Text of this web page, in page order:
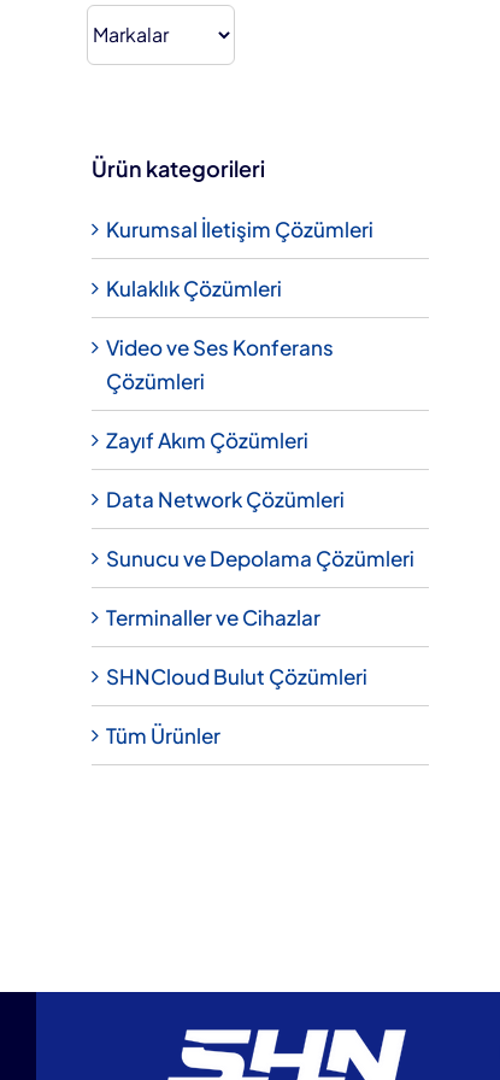
Teklif Alın
Ürün kategorileri
Kurumsal İletişim Çözümleri
Kulaklık Çözümleri
Video ve Ses Konferans
Çözümleri
Zayıf Akım Çözümleri
Data Network Çözümleri
Sunucu ve Depolama Çözümleri
Terminaller ve Cihazlar
SHNCloud Bulut Çözümleri
Tüm Ürünler